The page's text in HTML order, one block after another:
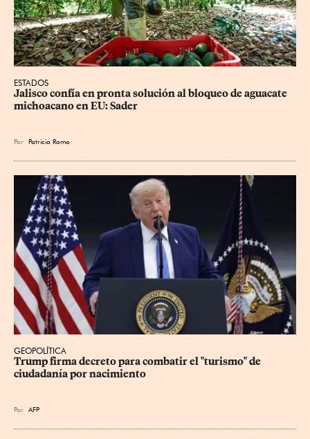
ESTADOS
Jalisco confía en pronta solución al bloqueo de aguacate
michoacano en EU: Sader
Por Patricia Romo
GEOPOLÍTICA
Trump firma decreto para combatir el "turismo" de
ciudadanía por nacimiento
Por AFP